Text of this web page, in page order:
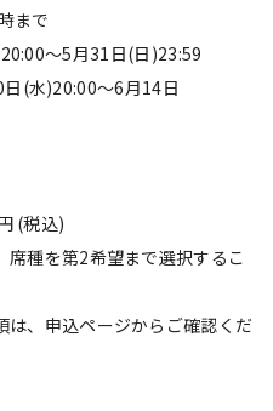
まで
〜5月31日(日)23:59
(水)20:00〜6月14日
(税込)
種を第2希望まで選択するこ
、申込ページからご確認くだ